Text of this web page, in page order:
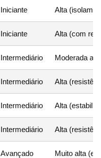
Iniciante Alta
Iniciante Alta (com
Intermediário Moderada a
Intermediário Alta
Intermediário Alta
Intermediário Alta
Avançado Muito alta